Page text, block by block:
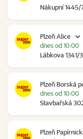
Nákupní 1445/
Plzeň Alice
Lábkova 1341/
dnes od 10:00
Plzeň Borská
Stavbařská
dnes od 10:00
Plzeň